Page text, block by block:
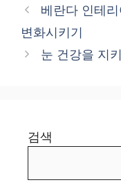
베란다 인테
변화시키기
눈 건강을 지
검색